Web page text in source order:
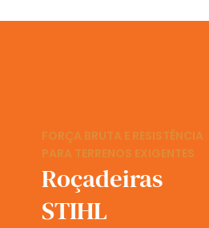
FORÇA BRUTA E RESISTÊNCIA
PARA TERRENOS EXIGENTES
Roçadeiras
STIHL